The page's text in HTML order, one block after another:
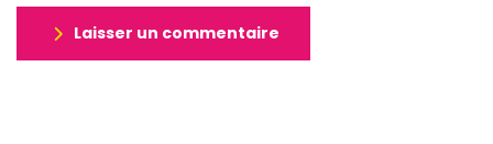
Laisser un commentaire